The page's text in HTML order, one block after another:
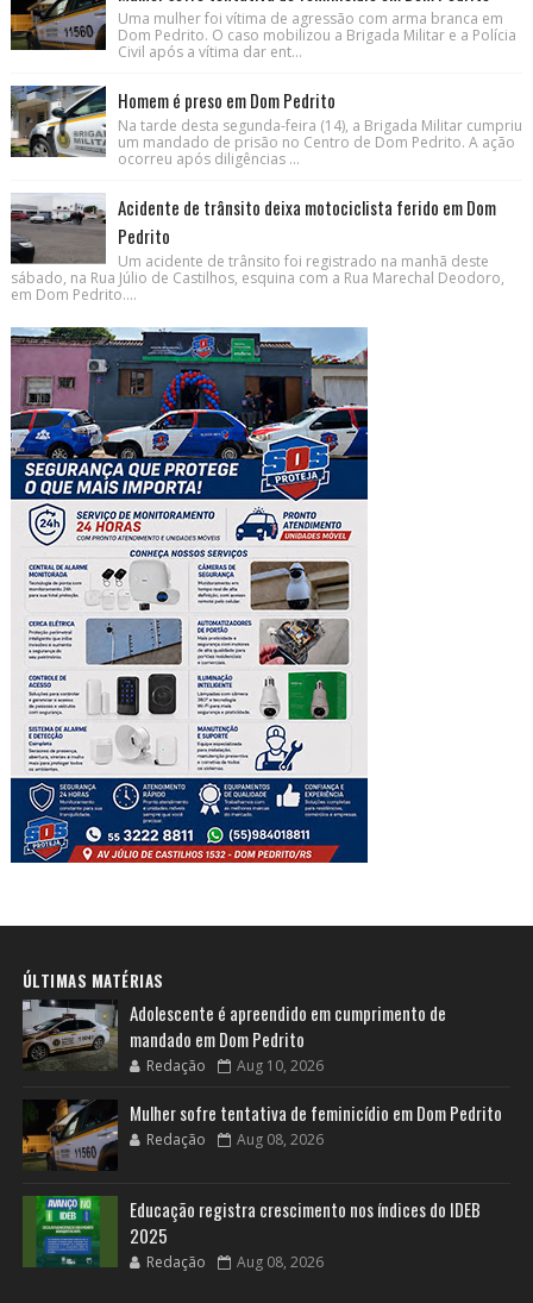
Uma mulher foi vítima de agressão com arma branca em
Dom Pedrito. O caso mobilizou a Brigada Militar e a Polícia
Civil após a vítima dar ent...
Homem é preso em Dom Pedrito
Na tarde desta segunda-feira (14), a Brigada Militar cumpriu
um mandado de prisão no Centro de Dom Pedrito. A ação
ocorreu após diligências ...
Acidente de trânsito deixa motociclista ferido em Dom
Pedrito
Um acidente de trânsito foi registrado na manhã deste
sábado, na Rua Júlio de Castilhos, esquina com a Rua Marechal Deodoro,
em Dom Pedrito....
ÚLTIMAS MATÉRIAS
Adolescente é apreendido em cumprimento de
mandado em Dom Pedrito
Redação Aug 10, 2026
Mulher sofre tentativa de feminicídio em Dom Pedrito
Redação Aug 08, 2026
Educação registra crescimento nos índices do IDEB
2025
Redação Aug 08, 2026